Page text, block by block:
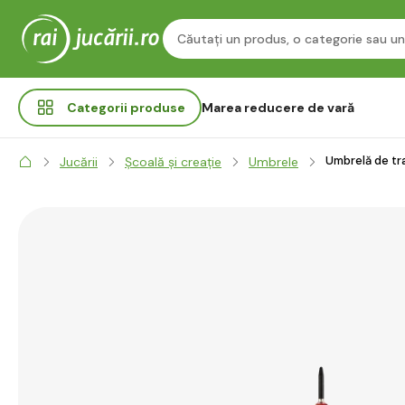
Categorii produse Marea reducere de vară
Jucării Școală și creație Umbrele Umbrelă de